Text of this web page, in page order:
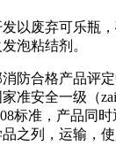
以废弃可乐瓶
泡粘结剂。
防合格产品评
准安全一级（
标准，产品同
之列，运输，